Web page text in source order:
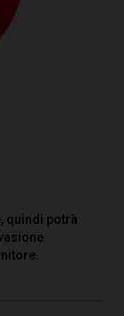
quindi potrà